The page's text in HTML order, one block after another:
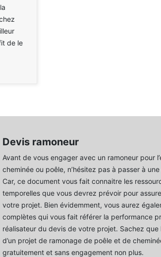
de le
Devis ramoneur
Avant de vous engager avec un ramoneur pour
cheminée ou poêle, n’hésitez pas à passer à
Car, ce document vous fait connaitre les
temporelles que vous devrez prévoir pour
votre projet. Bien évidemment, vous aurez
complètes qui vous fait référer la performance
réalisateur du devis de votre projet. Sachez
d’un projet de ramonage de poêle et de
gratuitement et sans engagement non plus.